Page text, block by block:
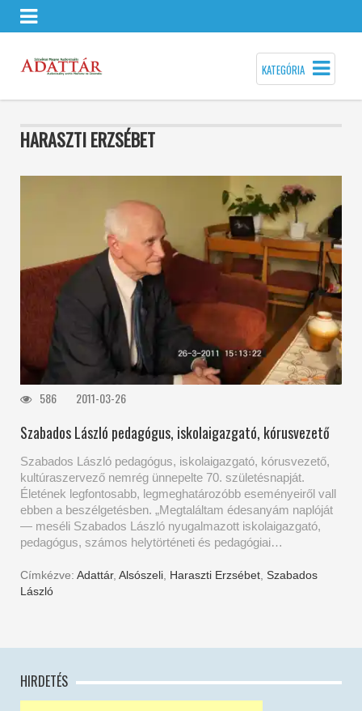
KATEGÓRIA
HARASZTI ERZSÉBET
586 2011-03-26
Szabados László pedagógus, iskolaigazgató, kórusvezető
Szabados László pedagógus, iskolaigazgató, kórusvezető,
kultúraszervező nemrég ünnepelte 70. születésnapját.
Életének legfontosabb, legmeghatározóbb eseményeiről vall
ebben a beszélgetésben. „Megtaláltam édesanyám naplóját
— meséli Szabados László nyugalmazott iskolaigazgató,
pedagógus, számos helytörténeti és pedagógiai…
Címkézve: Adattár, Alsószeli, Haraszti Erzsébet, Szabados
László
HIRDETÉS